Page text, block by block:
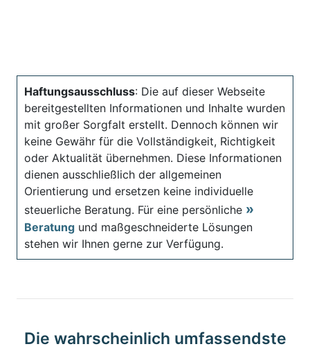
Haftungsausschluss: Die auf dieser Webseite
bereitgestellten Informationen und Inhalte wurden
mit großer Sorgfalt erstellt. Dennoch können wir
keine Gewähr für die Vollständigkeit, Richtigkeit
oder Aktualität übernehmen. Diese Informationen
dienen ausschließlich der allgemeinen
Orientierung und ersetzen keine individuelle
steuerliche Beratung. Für eine persönliche
Beratung und maßgeschneiderte Lösungen
stehen wir Ihnen gerne zur Verfügung.
Die wahrscheinlich umfassendste